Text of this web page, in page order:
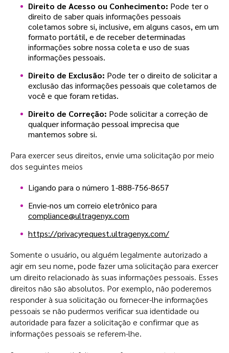
Direito de Acesso ou Conhecimento: Pode ter o
direito de saber quais informações pessoais
coletamos sobre si, inclusive, em alguns casos, em um
formato portátil, e de receber determinadas
informações sobre nossa coleta e uso de suas
informações pessoais.
Direito de Exclusão: Pode ter o direito de solicitar a
exclusão das informações pessoais que coletamos de
você e que foram retidas.
Direito de Correção: Pode solicitar a correção de
qualquer informação pessoal imprecisa que
mantemos sobre si.
Para exercer seus direitos, envie uma solicitação por meio
dos seguintes meios
Ligando para o número 1-888-756-8657
Envie-nos um correio eletrônico para
compliance@ultragenyx.com
https://privacyrequest.ultragenyx.com/
Somente o usuário, ou alguém legalmente autorizado a
agir em seu nome, pode fazer uma solicitação para exercer
um direito relacionado às suas informações pessoais. Esses
direitos não são absolutos. Por exemplo, não poderemos
responder à sua solicitação ou fornecer-lhe informações
pessoais se não pudermos verificar sua identidade ou
autoridade para fazer a solicitação e confirmar que as
informações pessoais se referem-lhe.